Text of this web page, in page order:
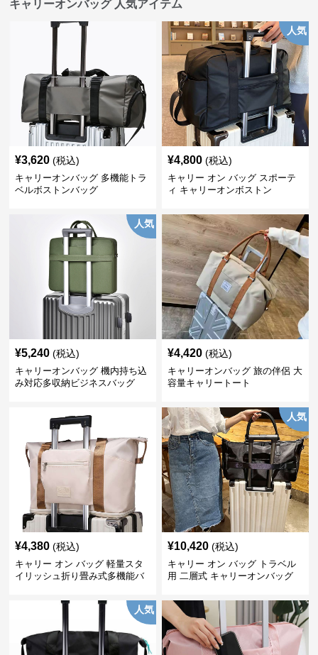
キャリーオンバッグ 人気アイテム
¥3,620 (税込)
キャリーオンバッグ 多機能トラ
ベルボストンバッグ
人気
¥4,800 (税込)
キャリー オン バッグ スポーテ
ィ キャリーオンボストン
人気
¥5,240 (税込)
キャリーオンバッグ 機内持ち込
み対応多収納ビジネスバッグ
¥4,420 (税込)
キャリーオンバッグ 旅の伴侶 大
容量キャリートート
¥4,380 (税込)
キャリー オン バッグ 軽量スタ
イリッシュ折り畳み式多機能バ
人気
¥10,420 (税込)
キャリー オン バッグ トラベル
用 二層式 キャリーオンバッグ
人気